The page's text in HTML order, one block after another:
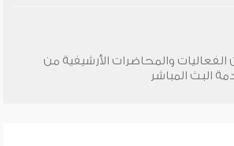
الفعاليات والمحاضرات الأرشيفية من
البث المباشر